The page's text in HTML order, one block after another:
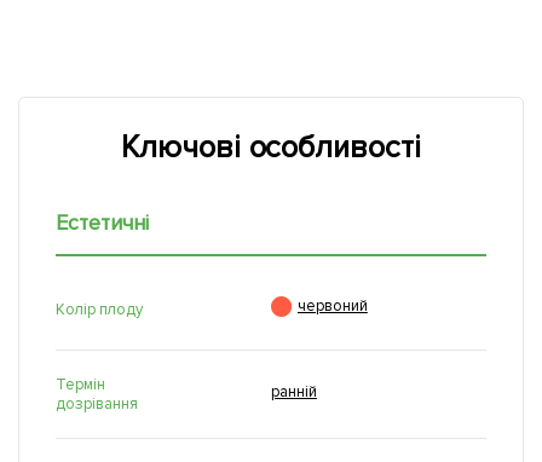
Ключові особливості
Естетичні
Колір плоду  червоний
Термін
дозрівання
ранній